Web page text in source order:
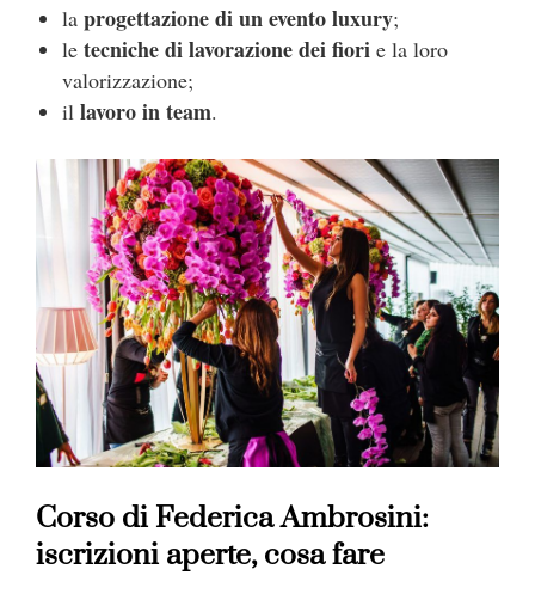
laprogettazione di un evento luxury;
le tecniche di lavorazione dei fiori e la loro
valorizzazione;
il lavoro in team.
Corso di Federica Ambrosini:
iscrizioni aperte, cosa fare